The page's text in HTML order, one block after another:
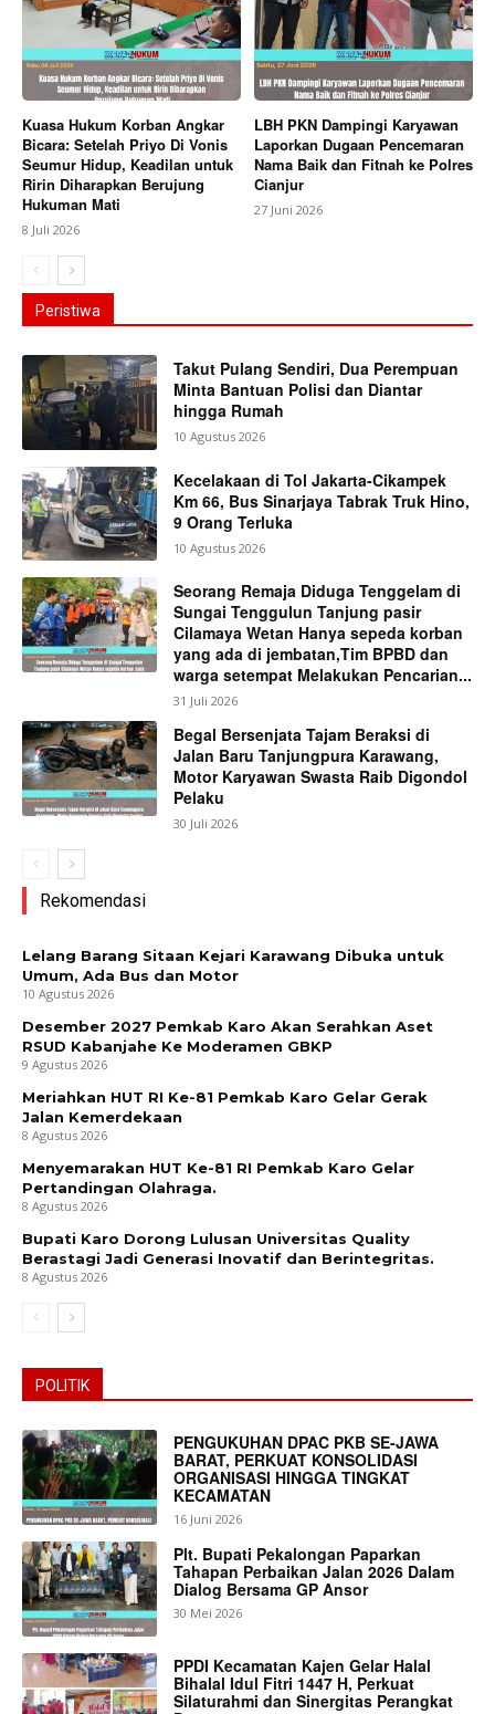
News Week
Magazine PRO
Kuasa Hukum Korban Angkar
Bicara: Setelah Priyo Di Vonis
Seumur Hidup, Keadilan untuk
Ririn Diharapkan Berujung
Hukuman Mati
8 Juli 2026
LBH PKN Dampingi Karyawan
Laporkan Dugaan Pencemaran
Nama Baik dan Fitnah ke Polres
Cianjur
27 Juni 2026
Peristiwa
Takut Pulang Sendiri, Dua Perempuan
Minta Bantuan Polisi dan Diantar
hingga Rumah
10 Agustus 2026
Kecelakaan di Tol Jakarta-Cikampek
Km 66, Bus Sinarjaya Tabrak Truk Hino,
9 Orang Terluka
10 Agustus 2026
Seorang Remaja Diduga Tenggelam di
Sungai Tenggulun Tanjung pasir
Cilamaya Wetan Hanya sepeda korban
yang ada di jembatan,Tim BPBD dan
warga setempat Melakukan Pencarian...
31 Juli 2026
Begal Bersenjata Tajam Beraksi di
Jalan Baru Tanjungpura Karawang,
Motor Karyawan Swasta Raib Digondol
Pelaku
30 Juli 2026
Rekomendasi
Lelang Barang Sitaan Kejari Karawang Dibuka untuk
Umum, Ada Bus dan Motor
10 Agustus 2026
Desember 2027 Pemkab Karo Akan Serahkan Aset
RSUD Kabanjahe Ke Moderamen GBKP
9 Agustus 2026
Meriahkan HUT RI Ke-81 Pemkab Karo Gelar Gerak
Jalan Kemerdekaan
8 Agustus 2026
Menyemarakan HUT Ke-81 RI Pemkab Karo Gelar
Pertandingan Olahraga.
8 Agustus 2026
Bupati Karo Dorong Lulusan Universitas Quality
Berastagi Jadi Generasi Inovatif dan Berintegritas.
8 Agustus 2026
POLITIK
PENGUKUHAN DPAC PKB SE-JAWA
BARAT, PERKUAT KONSOLIDASI
ORGANISASI HINGGA TINGKAT
KECAMATAN
16 Juni 2026
Plt. Bupati Pekalongan Paparkan
Tahapan Perbaikan Jalan 2026 Dalam
Dialog Bersama GP Ansor
30 Mei 2026
PPDI Kecamatan Kajen Gelar Halal
Bihalal Idul Fitri 1447 H, Perkuat
Silaturahmi dan Sinergitas Perangkat